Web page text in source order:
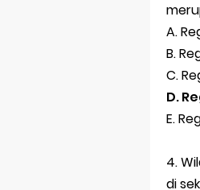
A.
B.
C.
D.
E.
4.
di